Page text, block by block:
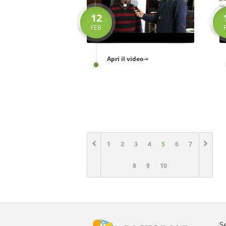
12
FEB
Apri il video
1 2 3 4 5 6 7
8 9 10